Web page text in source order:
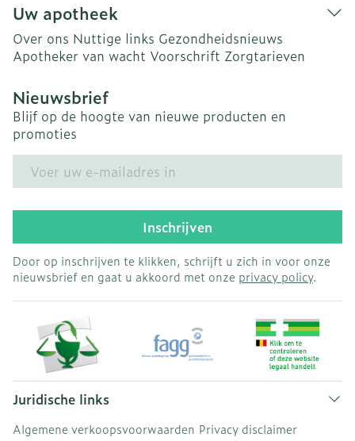
Uw apotheek
Over ons Nuttige links Gezondheidsnieuws
Apotheker van wacht Voorschrift Zorgtarieven
Nieuwsbrief
Blijf op de hoogte van nieuwe producten en
promoties
Inschrijven
Door op inschrijven te klikken, schrijft u zich in voor onze
nieuwsbrief en gaat u akkoord met onze privacy policy.
Juridische links
Algemene verkoopsvoorwaarden Privacy disclaimer